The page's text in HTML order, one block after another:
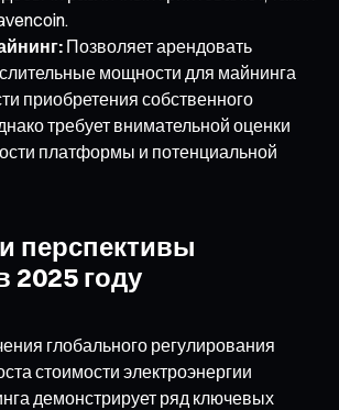
Позволяет арендовать
мощности для майнинга
приобретения собственного
требует внимательной оценки
платформы и потенциальной
перспективы
2025 году
глобального регулирования
стоимости электроэнергии
демонстрирует ряд ключевых